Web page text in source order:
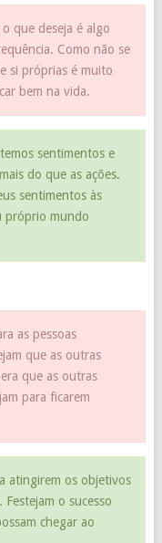
que deseja é algo
Como não se
si próprias é muito
bem na vida.
sentimentos e
do que as ações.
sentimentos às
próprio mundo
as pessoas
que as outras
que as outras
para ficarem
atingirem os objetivos
o sucesso
chegar ao